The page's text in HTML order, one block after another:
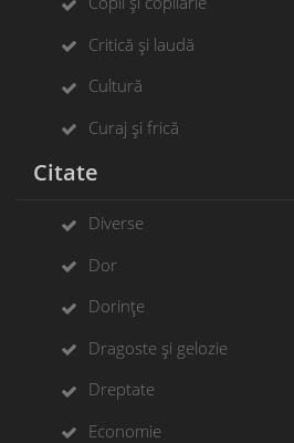
Critică și laudă
Cultură
Curaj și frică
Citate
Diverse
Dor
Dorințe
Dragoste și gelozie
Dreptate
Economie